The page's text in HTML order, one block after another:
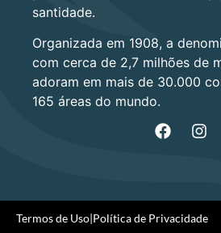
santidade.
Organizada em 1908, a
com cerca de 2,7 milhões de
adoram em mais de 30.000
165 áreas do mundo.
Termos de Uso|Política de Privacidade